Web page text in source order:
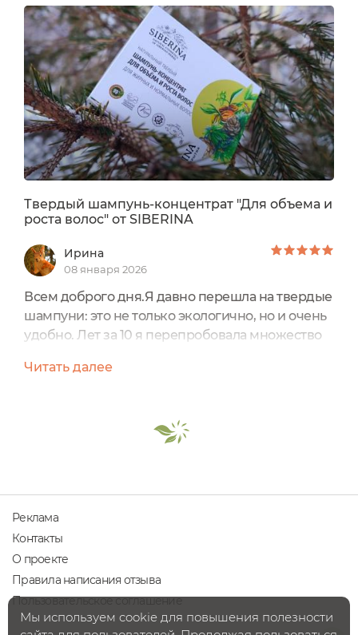
русых волос. Придает заметный и ощутимый
объем и густоту, способствует длительному
сохранению чистоты кожи головы, сокращая
частоту использования шампуня....
Твердый шампунь-концентрат "Для объема и
роста волос" от SIBERINA
Ирина
08 января 2026
Всем доброго дня.Я давно перешла на твердые
шампуни: это не только экологично, но и очень
удобно. Лет за 10 я перепробовала множество
который я решила приобрести - это
нормальных волос от SIBERINA. В этом отзыве я
Читать далее
Реклама
Контакты
О проекте
Правила написания отзыва
Пользовательское соглашение
Мы используем cookie для повышения полезности